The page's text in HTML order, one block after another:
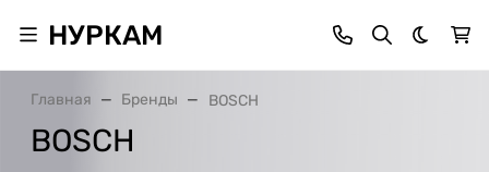
НУРКАМ Темная
Главная Бренды BOSCH
BOSCH